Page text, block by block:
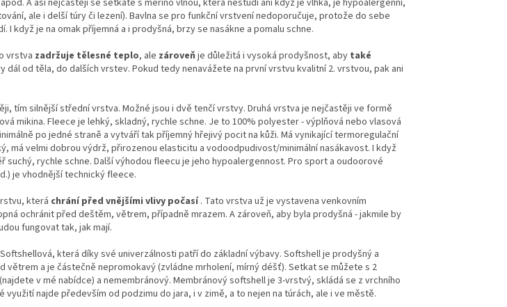
ale i delší túry či lezení). Bavlna se pro funkční vrstvení nedoporučuje, protože do sebe
I když je na omak příjemná a i prodyšná, brzy se nasákne a pomalu schne.
vrstva zadržuje tělesné teplo, ale zároveň je důležitá i vysoká prodyšnost, aby také
dál od těla, do dalších vrstev. Pokud tedy nenavážete na první vrstvu kvalitní 2. vrstvou, pak ani
tím silnější střední vrstva. Možné jsou i dvě tenčí vrstvy. Druhá vrstva je nejčastěji ve formě
mikina. Fleece je lehký, skladný, rychle schne. Je to 100% polyester - výplňová nebo vlasová
po jedné straně a vytváří tak příjemný hřejivý pocit na kůži. Má vynikající termoregulační
má velmi dobrou výdrž, přirozenou elasticitu a vodoodpudivost/minimální nasákavost. I když
suchý, rychle schne. Další výhodou fleecu je jeho hypoalergennost. Pro sport a oudoorové
je vhodnější technický fleece.
která chrání před vnějšími vlivy počasí. Tato vrstva už je vystavena venkovním
ochránit před deštěm, větrem, případně mrazem. A zároveň, aby byla prodyšná - jakmile by
fungovat tak, jak mají.
která díky své univerzálnosti patří do základní výbavy. Softshell je prodyšný a
větrem a je částečně nepromokavý (zvládne mrholení, mírný déšť). Setkat se můžete s 2
v mé nabídce) a nemembránový. Membránový softshell je 3-vrstvý, skládá se z vrchního
využití najde především od podzimu do jara, i v zimě, a to nejen na túrách, ale i ve městě.